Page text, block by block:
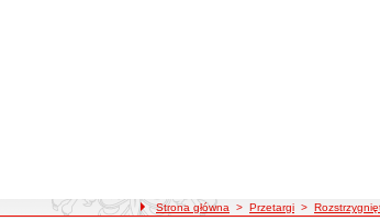
ścieżka nawigacji
Strona główna > Przetargi >